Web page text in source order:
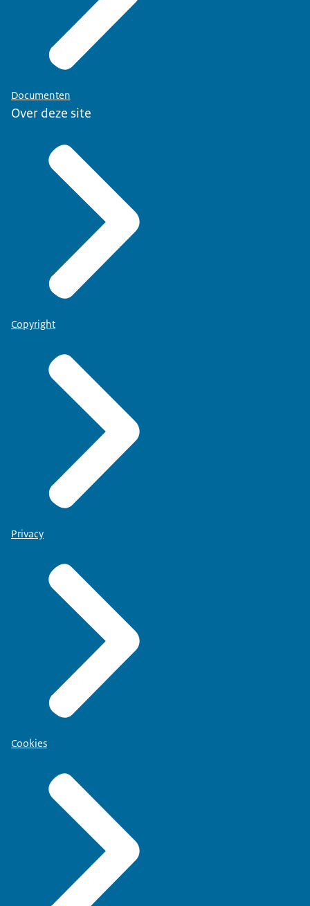
Documenten
Over deze site
Copyright
Privacy
Cookies